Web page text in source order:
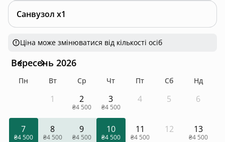
Санвузол x1
Ціна може змінюватися від кількості осіб
Вересень 2026
Пн Вт Ср Чт Пт Сб Нд
1 2
₴4 500
3
₴4 500
4 5 6
7
₴4 500
8
₴4 500
9
₴4 500
10
₴4 500
11
₴4 500
12 13
₴4 500